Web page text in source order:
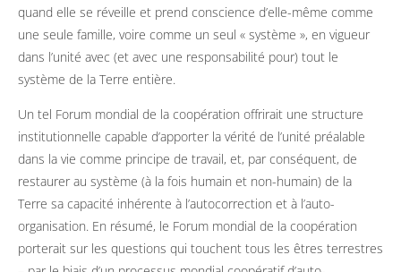
quand elle se réveille et prend conscience d’elle-même comme
une seule famille, voire comme un seul « système », en vigueur
dans l’unité avec (et avec une responsabilité pour) tout le
système de la Terre entière.
Un tel Forum mondial de la coopération offrirait une structure
institutionnelle capable d’apporter la vérité de l’unité préalable
dans la vie comme principe de travail, et, par conséquent, de
restaurer au système (à la fois humain et non-humain) de la
Terre sa capacité inhérente à l’autocorrection et à l’auto-
organisation. En résumé, le Forum mondial de la coopération
porterait sur les questions qui touchent tous les êtres terrestres